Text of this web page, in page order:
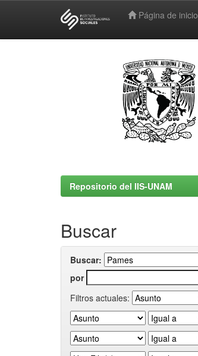
Página de inicio
Repositorio del IIS-UNAM
Buscar
Buscar:
por
Filtros actuales: